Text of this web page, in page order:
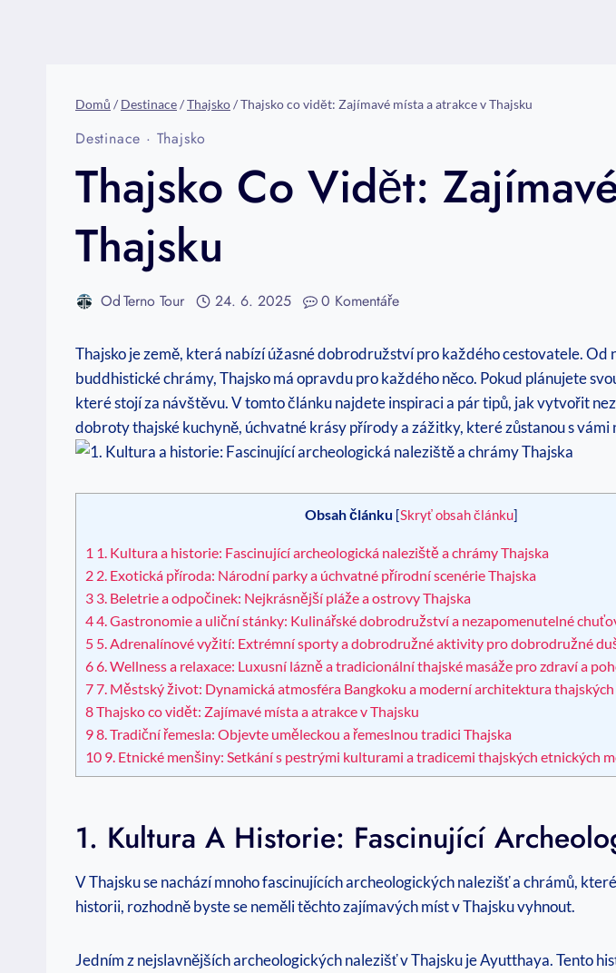
Domů / Destinace/Thajsko/Thajsko co vidět: Zajímavé místa a atrakce v Thajsku
Destinace · Thajsko
Thajsko Co Vidět:
Thajsku
OdTerno Tour 24. 6. 2025 0 Komentáře
Thajsko je země, která nabízí úžasné dobrodružství pro každého cestovatele.
buddhistické chrámy, Thajsko má opravdu pro každého něco. Pokud plánujete
které stojí za návštěvu. V tomto článku najdete inspiraci a pár tipů, jak vytvořit
dobroty thajské kuchyně, úchvatné krásy přírody a zážitky, které zůstanou s
Obsah článku [Skryť obsah článku]
1 1. Kultura a historie: Fascinující archeologická naleziště a chrámy Thajska
2 2. Exotická příroda: Národní parky a úchvatné přírodní scenérie Thajska
3 3. Beletrie a odpočinek: Nejkrásnější pláže a ostrovy Thajska
44. Gastronomie a uliční stánky: Kulinářské dobrodružství a nezapomenutelné
5 5. Adrenalínové vyžití: Extrémní sporty a dobrodružné aktivity pro dobrodružné
66. Wellness a relaxace: Luxusní lázně a tradicionální thajské masáže pro zdraví a
77. Městský život: Dynamická atmosféra Bangkoku a moderní architektura
8Thajsko co vidět: Zajímavé místa a atrakce v Thajsku
98. Tradiční řemesla: Objevte uměleckou a řemeslnou tradici Thajska
10 9. Etnické menšiny: Setkání s pestrými kulturami a tradicemi thajských etnických
1. Kultura A Historie: Fascinující
V Thajsku se nachází mnoho fascinujících archeologických nalezišť a chrámů,
historii, rozhodně byste se neměli těchto zajímavých míst v Thajsku vyhnout.
Jedním z nejslavnějších archeologických nalezišť v Thajsku je Ayutthaya. Tento